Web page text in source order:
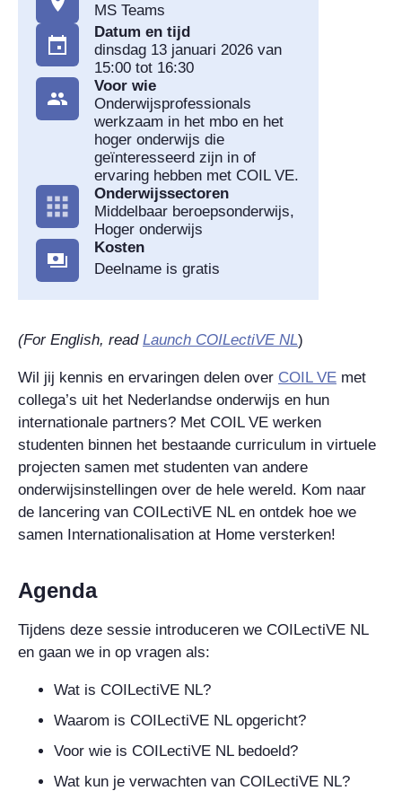
MS Teams
Datum en tijd
dinsdag 13 januari 2026 van
15:00 tot 16:30
Voor wie
Onderwijsprofessionals
werkzaam in het mbo en het
hoger onderwijs die
geïnteresseerd zijn in of
ervaring hebben met COIL VE.
Onderwijssectoren
Middelbaar beroepsonderwijs,
Hoger onderwijs
Kosten
Deelname is gratis
(For English, read Launch COILectiVE NL)
Wil jij kennis en ervaringen delen over COIL VE met
collega’s uit het Nederlandse onderwijs en hun
internationale partners? Met COIL VE werken
studenten binnen het bestaande curriculum in virtuele
projecten samen met studenten van andere
onderwijsinstellingen over de hele wereld. Kom naar
de lancering van COILectiVE NL en ontdek hoe we
samen Internationalisation at Home versterken!
Agenda
Tijdens deze sessie introduceren we COILectiVE NL
en gaan we in op vragen als:
Wat is COILectiVE NL?
Waarom is COILectiVE NL opgericht?
Voor wie is COILectiVE NL bedoeld?
Wat kun je verwachten van COILectiVE NL?